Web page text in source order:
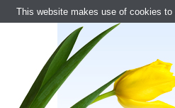
This website makes use of cookies